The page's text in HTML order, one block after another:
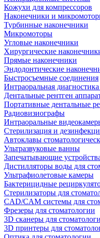
Кожухи для компрессоров
Наконечники и
Турбинные наконечники
Микромоторы
Угловые наконечники
Хирургические
Прямые наконечники
Эндодонтические
Быстросъемные соединения
Интраоральная
Дентальные рентген
Портативные дентальные
Радиовизиографы
Интраоральные
Стерилизация и
Автоклавы
Ультразвуковые ванны
Запечатывающие
Дистилляторы воды для
Ультрафиолетовые камеры
Бактерицидные
Стерилизаторы для
CAD/CAM системы для
Фрезеры для стоматологии
3D cканеры для
3D принтеры для